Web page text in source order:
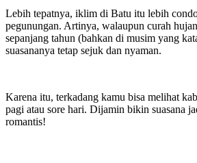
Lebih tepatnya, iklim di Batu itu lebih
pegunungan. Artinya, walaupun curah
sepanjang tahun (bahkan di musim yang
suasananya tetap sejuk dan nyaman.
Karena itu, terkadang kamu bisa melihat
pagi atau sore hari. Dijamin bikin suasana
romantis!